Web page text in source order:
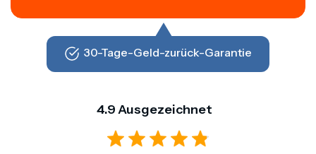
30-Tage-Geld-zurück-Garantie
4.9 Ausgezeichnet